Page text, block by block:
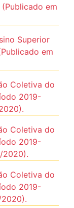
em
Superior
em
Coletiva do
2019-
Coletiva do
2019-
2020).
Coletiva do
2019-